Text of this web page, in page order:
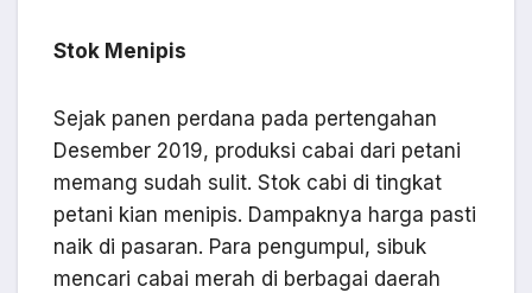
Stok Menipis
Sejak panen perdana pada pertengahan
Desember 2019, produksi cabai dari petani
memang sudah sulit. Stok cabi di tingkat
petani kian menipis. Dampaknya harga pasti
naik di pasaran. Para pengumpul, sibuk
mencari cabai merah di berbagai daerah